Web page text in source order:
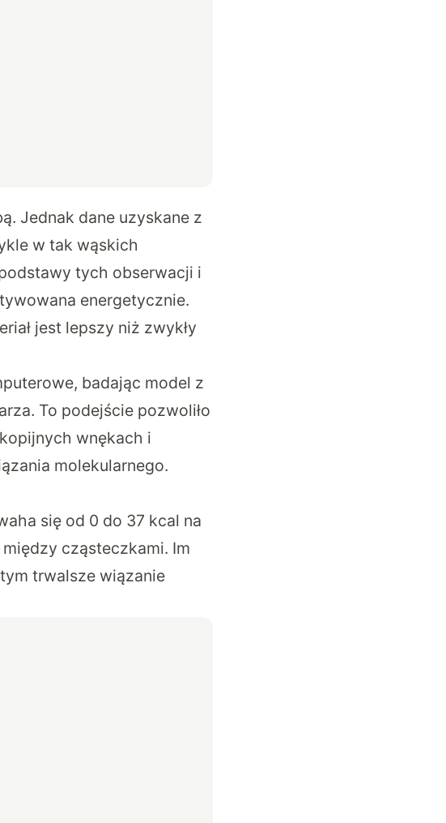
Jednak dane uzyskane z
w tak wąskich
tych obserwacji i
energetycznie.
jest lepszy niż zwykły
badając model z
To podejście pozwoliło
wnękach i
molekularnego.
się od 0 do 37 kcal na
cząsteczkami. Im
trwalsze wiązanie